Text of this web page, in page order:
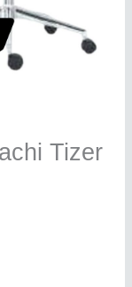
Tizer